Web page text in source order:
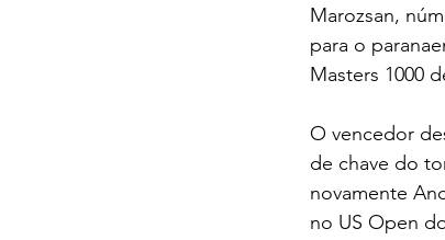
Marozsan,
para o
Masters 1000
O vencedor
de chave do
novamente
no US Open